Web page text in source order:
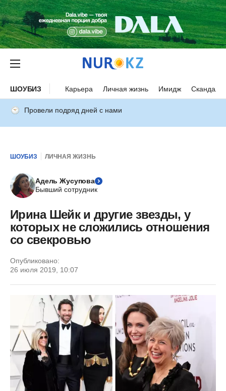
ШОУБИЗ Карьера Личная жизнь Имидж Скандалы
Провели подряд дней с нами
ШОУБИЗ ЛИЧНАЯ ЖИЗНЬ
Адель Жусупова
Бывший сотрудник
Ирина Шейк и другие звезды, у
которых не сложились отношения
со свекровью
Опубликовано:
26 июля 2019, 10:07